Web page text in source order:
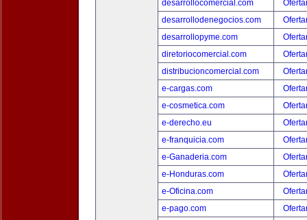
desarrollocomercial.com
desarrollodenegocios.com
desarrollopyme.com
diretoriocomercial.com
distribucioncomercial.com
e-cargas.com
e-cosmetica.com
e-derecho.eu
e-franquicia.com
e-Ganaderia.com
e-Honduras.com
e-Oficina.com
e-pago.com